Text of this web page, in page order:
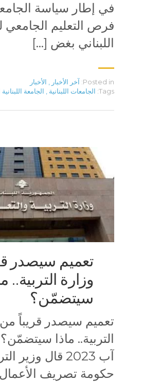
في إطار سياسة
فرص التعليم الجامعي
اللبناني بغض […]
Posted in: آخر الأخبار
الأخبار
Tags: الجامعات اللبنانية الجامعة
تعميم سيصدر
وزارة التربية..
سيتضمّن؟
تعميم سيصدر قريباً
آب 2023 قال وزير
حكومة تصريف